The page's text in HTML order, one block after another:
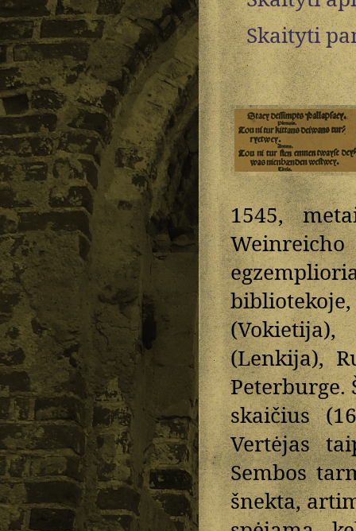
Skaityti
1545,
(Lenkija),
Peterburge.
skaičius
Vertėjas
Sembos
šnekta,